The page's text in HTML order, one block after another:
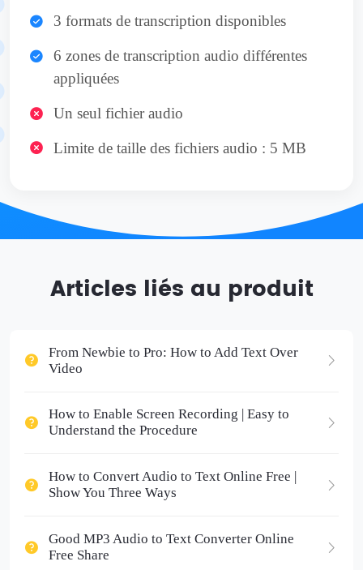
3 formats de transcription disponibles
6 zones de transcription audio différentes
appliquées
Un seul fichier audio
Limite de taille des fichiers audio : 5 MB
Articles liés au produit
From Newbie to Pro: How to Add Text Over
Video
How to Enable Screen Recording | Easy to
Understand the Procedure
How to Convert Audio to Text Online Free |
Show You Three Ways
Good MP3 Audio to Text Converter Online
Free Share